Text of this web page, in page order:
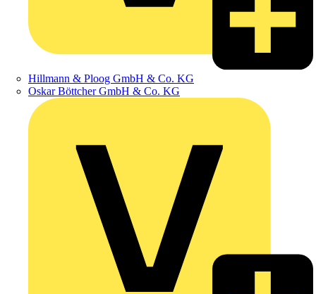
Hillmann & Ploog GmbH & Co. KG
Oskar Böttcher GmbH & Co. KG